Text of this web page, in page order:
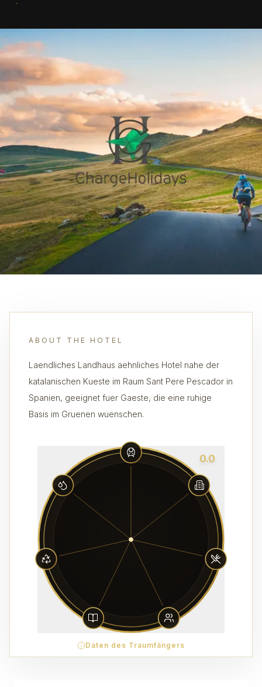
ABOUT THE HOTEL
Laendliches Landhaus aehnliches Hotel nahe der
katalanischen Kueste im Raum Sant Pere Pescador in
Spanien, geeignet fuer Gaeste, die eine ruhige
Basis im Gruenen wuenschen.
0.0
Daten des Traumfängers